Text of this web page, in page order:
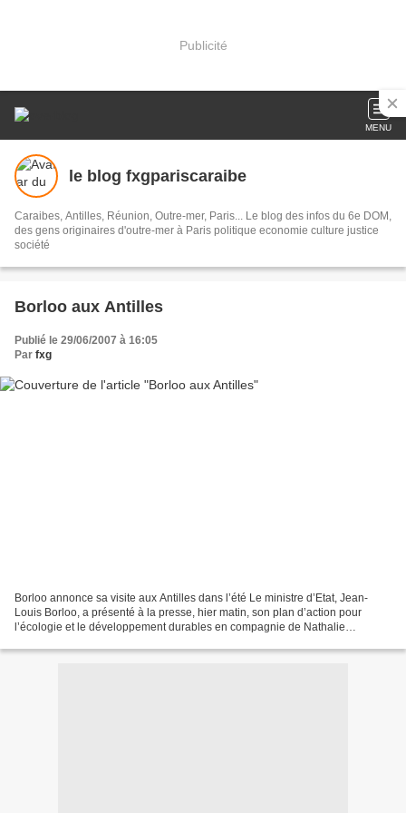
Publicité
MENU
le blog fxgpariscaraibe
Caraibes, Antilles, Réunion, Outre-mer, Paris... Le blog des infos du 6e DOM,
des gens originaires d'outre-mer à Paris politique economie culture justice
société
Borloo aux Antilles
Publié le 29/06/2007 à 16:05
Par fxg
Borloo annonce sa visite aux Antilles dans l’été Le ministre d’Etat, Jean-
Louis Borloo, a présenté à la presse, hier matin, son plan d’action pour
l’écologie et le développement durables en compagnie de Nathalie